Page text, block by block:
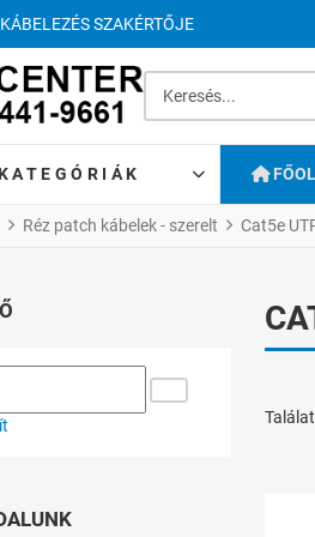
SZAKÉRTŐJE
Réz patch kábelek - szerelt Cat5e